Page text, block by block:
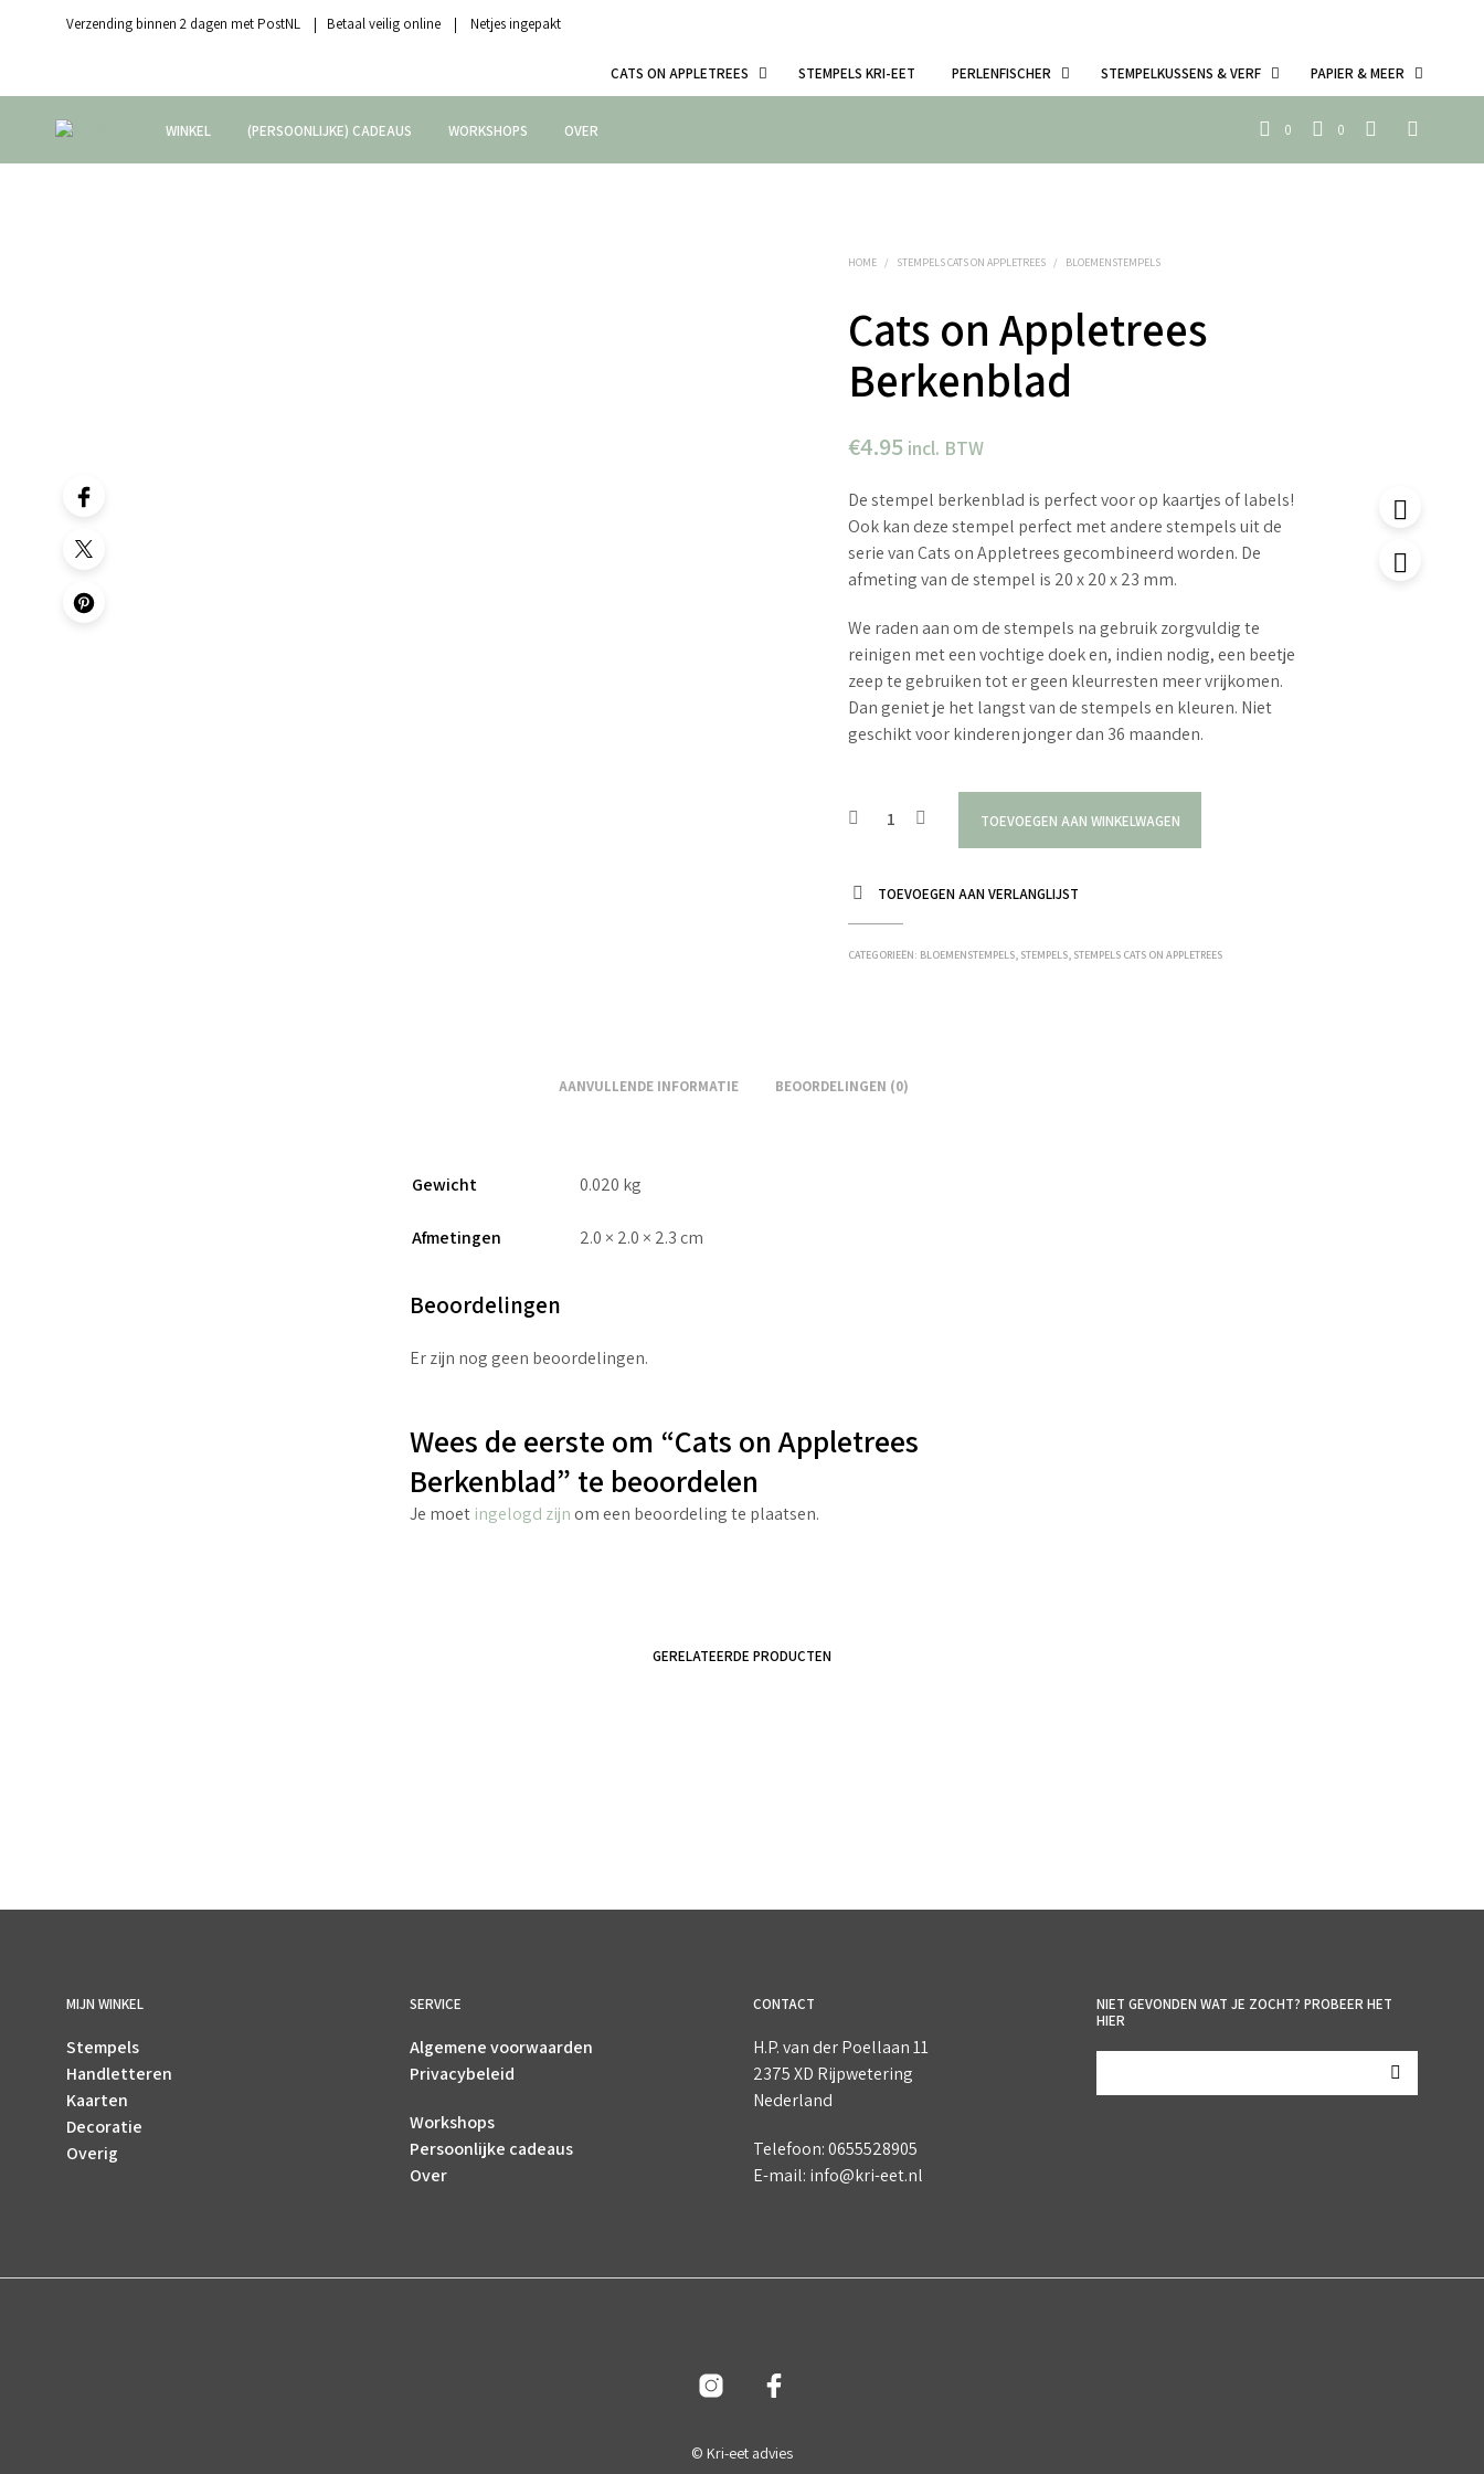
Verzending binnen 2 dagen met PostNL | Betaal veilig online | Netjes ingepakt
CATS ON APPLETREES STEMPELS KRI-EET PERLENFISCHER STEMPELKUSSENS & VERF PAPIER & MEER
WINKEL (PERSOONLIJKE) CADEAUS WORKSHOPS OVER 0 0
HOME / STEMPELS CATS ON APPLETREES / BLOEMENSTEMPELS
Cats on Appletrees
Berkenblad
€4.95 incl. BTW
De stempel berkenblad is perfect voor op kaartjes of labels!
Ook kan deze stempel perfect met andere stempels uit de
serie van Cats on Appletrees gecombineerd worden. De
afmeting van de stempel is 20 x 20 x 23 mm.
We raden aan om de stempels na gebruik zorgvuldig te
reinigen met een vochtige doek en, indien nodig, een beetje
zeep te gebruiken tot er geen kleurresten meer vrijkomen.
Dan geniet je het langst van de stempels en kleuren. Niet
geschikt voor kinderen jonger dan 36 maanden.
TOEVOEGEN AAN WINKELWAGEN
TOEVOEGEN AAN VERLANGLIJST
CATEGORIEËN: BLOEMENSTEMPELS, STEMPELS, STEMPELS CATS ON APPLETREES
AANVULLENDE INFORMATIE BEOORDELINGEN (0)
Gewicht 0.020 kg
Afmetingen 2.0 × 2.0 × 2.3 cm
Beoordelingen
Er zijn nog geen beoordelingen.
Wees de eerste om “Cats on Appletrees
Berkenblad” te beoordelen
Je moet ingelogd zijnom een beoordeling te plaatsen.
GERELATEERDE PRODUCTEN
MIJN WINKEL
Stempels
Handletteren
Kaarten
Decoratie
Overig
SERVICE
Algemene voorwaarden
Privacybeleid
Workshops
Persoonlijke cadeaus
Over
CONTACT
H.P. van der Poellaan 11
2375 XD Rijpwetering
Nederland
Telefoon: 0655528905
E-mail: info@kri-eet.nl
NIET GEVONDEN WAT JE ZOCHT? PROBEER HET
HIER
© Kri-eet advies